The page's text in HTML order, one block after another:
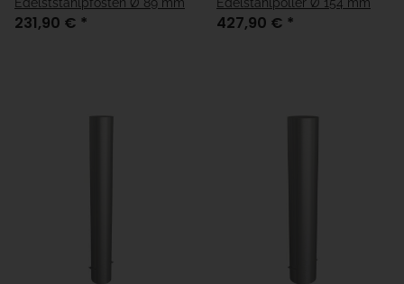
231,90 € * 427,90 € *